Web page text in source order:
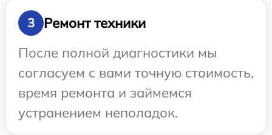
3
Ремонт техники
После полной диагностики мы
согласуем с вами точную стоимость,
время ремонта и займемся
устранением неполадок.